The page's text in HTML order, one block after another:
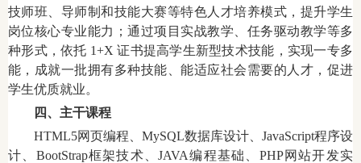
技师班、导师制和技能大赛等特色人才培养模式，提升学生
岗位核心专业能力；通过项目实战教学、任务驱动教学等多
种形式，依托 1+X 证书提高学生新型技术技能，实现一专多
能，成就一批拥有多种技能、能适应社会需要的人才，促进
学生优质就业。
四、主干课程
HTML5网页编程、MySQL数据库设计、JavaScript程序设
计、BootStrap框架技术、JAVA编程基础、PHP网站开发实